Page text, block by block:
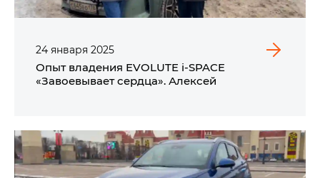
24 января 2025
Опыт владения EVOLUTE i‑SPACE
«Завоевывает сердца». Алексей